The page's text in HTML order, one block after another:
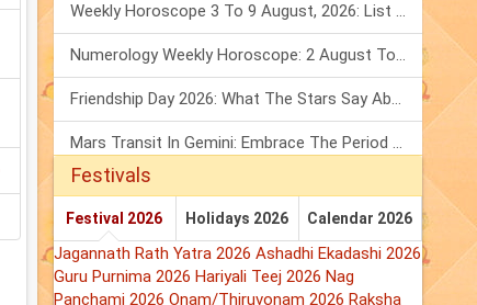
Weekly Horoscope 3 To 9 August, 2026: List Of Fasts & Festivals
Numerology Weekly Horoscope: 2 August To 8 August, 2026
Friendship Day 2026: What The Stars Say About Your Best Friend!
Mars Transit In Gemini: Embrace The Period Full Of Energy & Intelligence
Festivals
Festival 2026 Holidays 2026 Calendar 2026
Jagannath Rath Yatra 2026 Ashadhi Ekadashi 2026
Guru Purnima 2026 Hariyali Teej 2026 Nag
Panchami 2026 Onam/Thiruvonam 2026 Raksha